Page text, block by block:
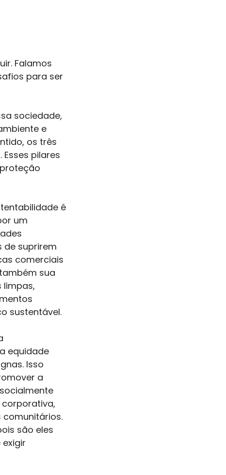
Falamos
para ser
sociedade,
e
os três
pilares
é
um
de suprirem
comerciais
sua
limpas,
sustentável.
equidade
Isso
a
são eles